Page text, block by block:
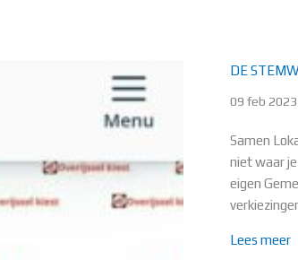
DE
09 feb 2023
Samen
niet waar
eigen
Lees meer